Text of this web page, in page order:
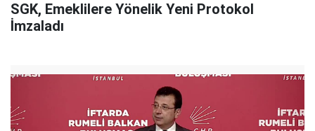
SGK, Emeklilere Yönelik Yeni Protokol
İmzaladı